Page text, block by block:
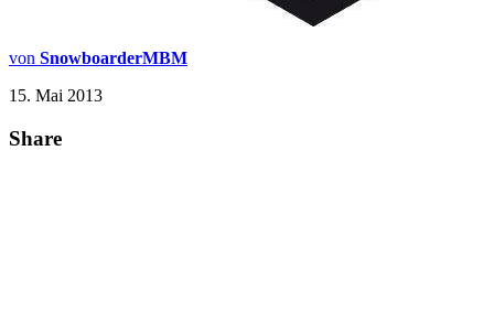
von SnowboarderMBM
15. Mai 2013
Share